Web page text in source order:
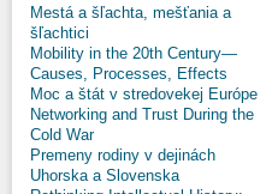
Mestá a šľachta, mešťania a
šľachtici
Mobility in the 20th Century—
Causes, Processes, Effects
Moc a štát v stredovekej Európe
Networking and Trust During the
Cold War
Premeny rodiny v dejinách
Uhorska a Slovenska